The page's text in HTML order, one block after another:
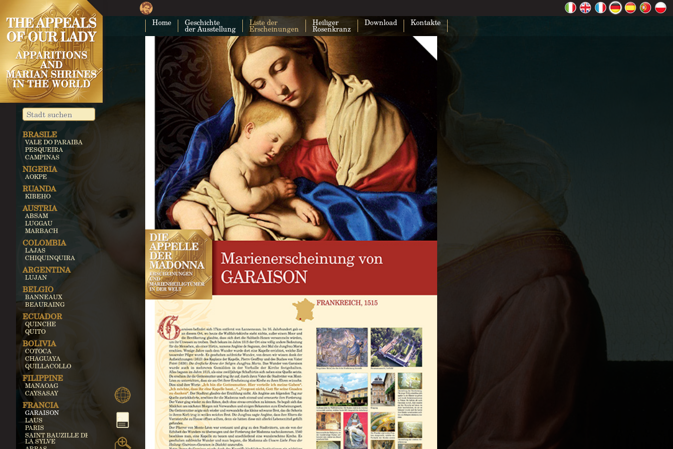
Home Geschichte
der Ausstellung
Liste der
Erscheinungen
Heiliger
Rosenkranz
Download Kontakte
Google Maps kann auf dieser Seite nicht richtig
geladen werden.
Bist du Inhaber dieser Website?
BRASILE
VALE DO PARAIBA
PESQUEIRA
CAMPINAS
NIGERIA
AOKPE
RUANDA
KIBEHO
AUSTRIA
ABSAM
LUGGAU
MARBACH
COLOMBIA
LAJAS
CHIQUINQUIRA
ARGENTINA
LUJAN
BELGIO
BANNEAUX
BEAURAING
ECUADOR
QUINCHE
QUITO
BOLIVIA
COTOCA
CHAGUAYA
QUILLACOLLO
FILIPPINE
MANAOAG
CAYSASAY
FRANCIA
GARAISON
LAUS
PARIS
SAINT BAUZILLE DE
LA SYLVE